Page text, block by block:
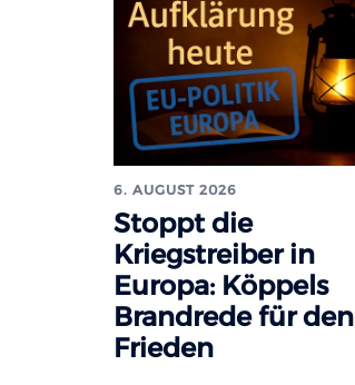
6. AUGUST 2026
Stoppt die
Kriegstreiber in
Europa: Köppels
Brandrede für den
Frieden